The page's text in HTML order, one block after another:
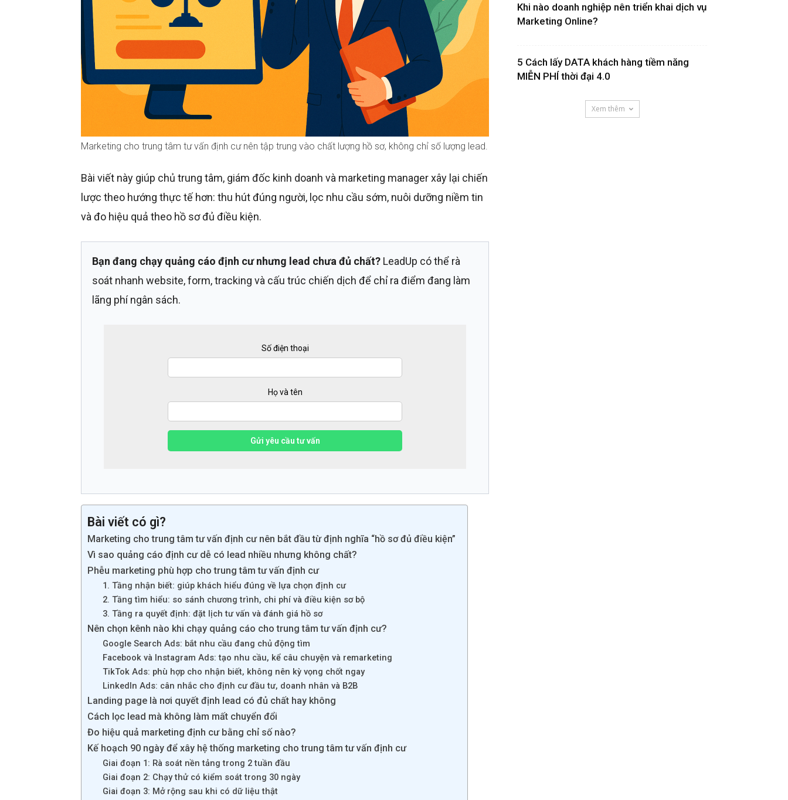
Marketing cho trung tâm tư vấn định cư nên tập trung vào chất lượng hồ sơ, không chỉ số lượng lead.
Bài viết này giúp chủ trung tâm, giám đốc kinh doanh và marketing manager xây lại chiến
lược theo hướng thực tế hơn: thu hút đúng người, lọc nhu cầu sớm, nuôi dưỡng niềm tin
và đo hiệu quả theo hồ sơ đủ điều kiện.
Bạn đang chạy quảng cáo định cư nhưng lead chưa đủ chất? LeadUp có thể rà
soát nhanh website, form, tracking và cấu trúc chiến dịch để chỉ ra điểm đang làm
lãng phí ngân sách.
Số điện thoại
Họ và tên
Gửi yêu cầu tư vấn
Bài viết có gì?
Marketing cho trung tâm tư vấn định cư nên bắt đầu từ định nghĩa “hồ sơ đủ điều kiện”
Vì sao quảng cáo định cư dễ có lead nhiều nhưng không chất?
Phễu marketing phù hợp cho trung tâm tư vấn định cư
1. Tầng nhận biết: giúp khách hiểu đúng về lựa chọn định cư
2. Tầng tìm hiểu: so sánh chương trình, chi phí và điều kiện sơ bộ
3. Tầng ra quyết định: đặt lịch tư vấn và đánh giá hồ sơ
Nên chọn kênh nào khi chạy quảng cáo cho trung tâm tư vấn định cư?
Google Search Ads: bắt nhu cầu đang chủ động tìm
Facebook và Instagram Ads: tạo nhu cầu, kể câu chuyện và remarketing
TikTok Ads: phù hợp cho nhận biết, không nên kỳ vọng chốt ngay
LinkedIn Ads: cân nhắc cho định cư đầu tư, doanh nhân và B2B
Landing page là nơi quyết định lead có đủ chất hay không
Cách lọc lead mà không làm mất chuyển đổi
Đo hiệu quả marketing định cư bằng chỉ số nào?
Kế hoạch 90 ngày để xây hệ thống marketing cho trung tâm tư vấn định cư
Giai đoạn 1: Rà soát nền tảng trong 2 tuần đầu
Giai đoạn 2: Chạy thử có kiểm soát trong 30 ngày
Giai đoạn 3: Mở rộng sau khi có dữ liệu thật
Khi nào doanh nghiệp nên triển khai dịch vụ
Marketing Online?
5 Cách lấy DATA khách hàng tiềm năng
MIỄN PHÍ thời đại 4.0
Xem thêm